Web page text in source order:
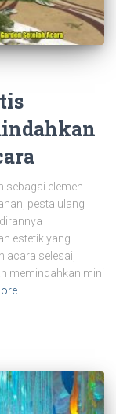
sebagai elemen
pesta ulang
estetik yang
acara selesai,
memindahkan mini